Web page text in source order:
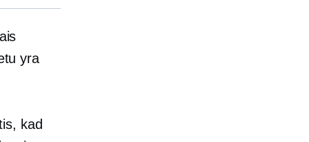
yra
kad